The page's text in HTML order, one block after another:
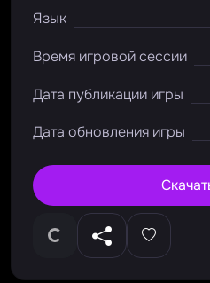
Язык
Время игровой сессии
Дата публикации игры
Дата обновления игры